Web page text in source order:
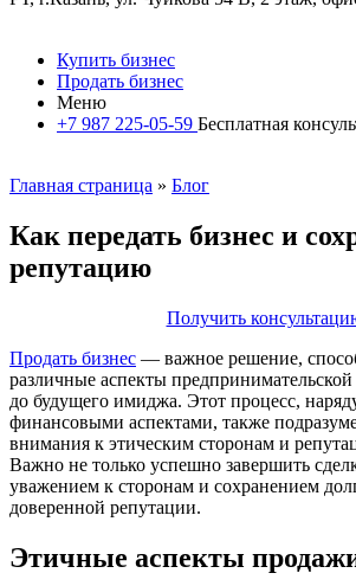
Купить бизнес
Продать бизнес
Меню
+7 987 225-05-59 Бесплатная
Главная страница » Блог
Как передать бизнес и
репутацию
Получить
Продать бизнес — важное решение,
различные аспекты
до будущего имиджа. Этот процесс,
финансовыми аспектами, также
внимания к этическим сторонам и
Важно не только успешно завершить
уважением к сторонам и сохранением
доверенной репутации.
Этичные аспекты